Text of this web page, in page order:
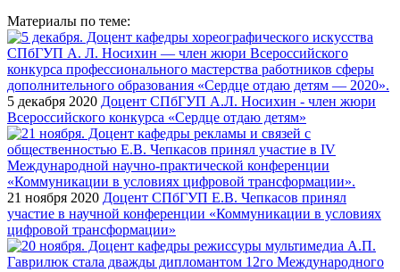
Материалы по теме:
5 декабря 2020 Доцент СПбГУП А.Л. Носихин - член жюри
Всероссийского конкурса «Сердце отдаю детям»
21 ноября 2020 Доцент СПбГУП Е.В. Чепкасов принял
участие в научной конференции «Коммуникации в условиях
цифровой трансформации»